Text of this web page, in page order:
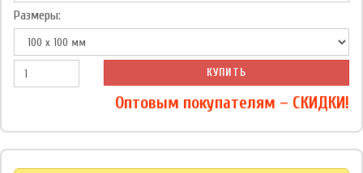
Размеры:
КУПИТЬ
Оптовым покупателям – СКИДКИ!